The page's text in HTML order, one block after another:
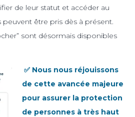
de leur statut et accéder au
peuvent être pris dès à présent.
sont désormais disponibles
✅ Nous nous réjouissons
de cette avancée majeure
pour assurer la protection
de personnes à très haut